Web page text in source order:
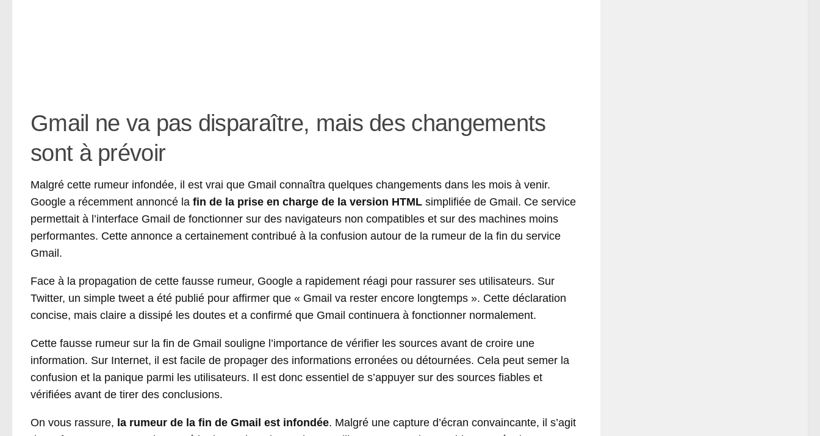
Gmail ne va pas disparaître, mais des changements
sont à prévoir
Malgré cette rumeur infondée, il est vrai que Gmail connaîtra quelques changements dans les mois à venir.
Google a récemment annoncé la fin de la prise en charge de la version HTML simplifiée de Gmail. Ce service
permettait à l’interface Gmail de fonctionner sur des navigateurs non compatibles et sur des machines moins
performantes. Cette annonce a certainement contribué à la confusion autour de la rumeur de la fin du service
Gmail.
Face à la propagation de cette fausse rumeur, Google a rapidement réagi pour rassurer ses utilisateurs. Sur
Twitter, un simple tweet a été publié pour affirmer que « Gmail va rester encore longtemps ». Cette déclaration
concise, mais claire a dissipé les doutes et a confirmé que Gmail continuera à fonctionner normalement.
Cette fausse rumeur sur la fin de Gmail souligne l’importance de vérifier les sources avant de croire une
information. Sur Internet, il est facile de propager des informations erronées ou détournées. Cela peut semer la
confusion et la panique parmi les utilisateurs. Il est donc essentiel de s’appuyer sur des sources fiables et
vérifiées avant de tirer des conclusions.
On vous rassure, la rumeur de la fin de Gmail est infondée. Malgré une capture d’écran convaincante, il s’agit